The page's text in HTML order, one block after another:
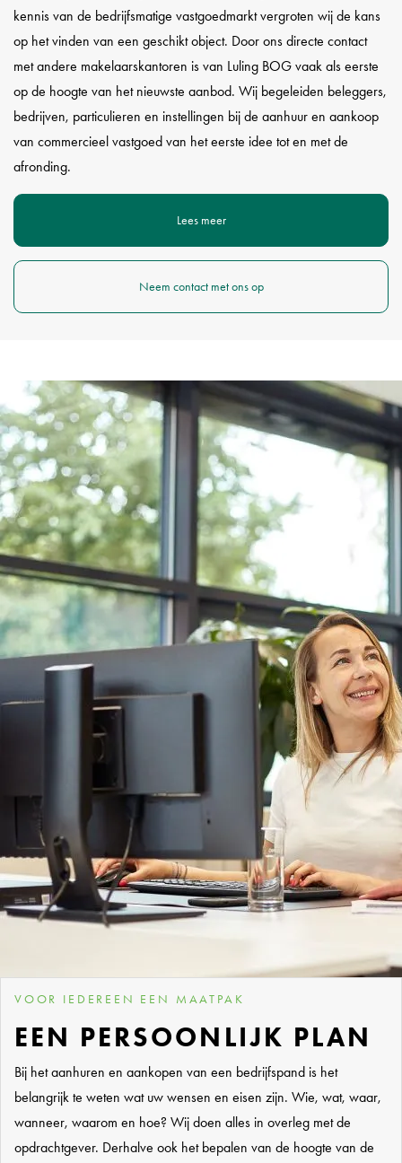
kennis van de bedrijfsmatige vastgoedmarkt vergroten wij de kans
op het vinden van een geschikt object. Door ons directe contact
met andere makelaarskantoren is van Luling BOG vaak als eerste
op de hoogte van het nieuwste aanbod. Wij begeleiden beleggers,
bedrijven, particulieren en instellingen bij de aanhuur en aankoop
van commercieel vastgoed van het eerste idee tot en met de
afronding.
Lees meer
Neem contact met ons op
VOOR IEDEREEN EEN MAATPAK
EEN PERSOONLIJK PLAN
Bij het aanhuren en aankopen van een bedrijfspand is het
belangrijk te weten wat uw wensen en eisen zijn. Wie, wat, waar,
wanneer, waarom en hoe? Wij doen alles in overleg met de
opdrachtgever. Derhalve ook het bepalen van de hoogte van de